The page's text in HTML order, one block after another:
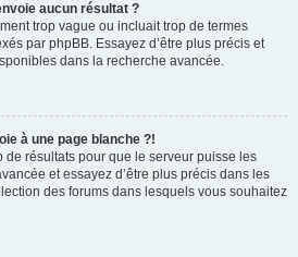
aucun résultat ?
trop vague ou incluait trop de termes
par phpBB. Essayez d’être plus précis et
dans la recherche avancée.
à une page blanche ?!
de résultats pour que le serveur puisse les
et essayez d’être plus précis dans les
des forums dans lesquels vous souhaitez